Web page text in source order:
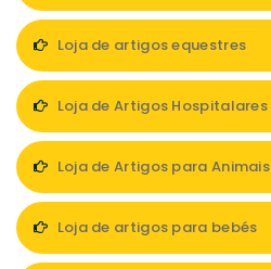
Loja de artigos equestres
Loja de Artigos Hospitalares
Loja de Artigos para Animais
Loja de artigos para bebés